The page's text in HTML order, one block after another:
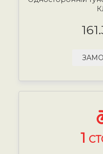
1